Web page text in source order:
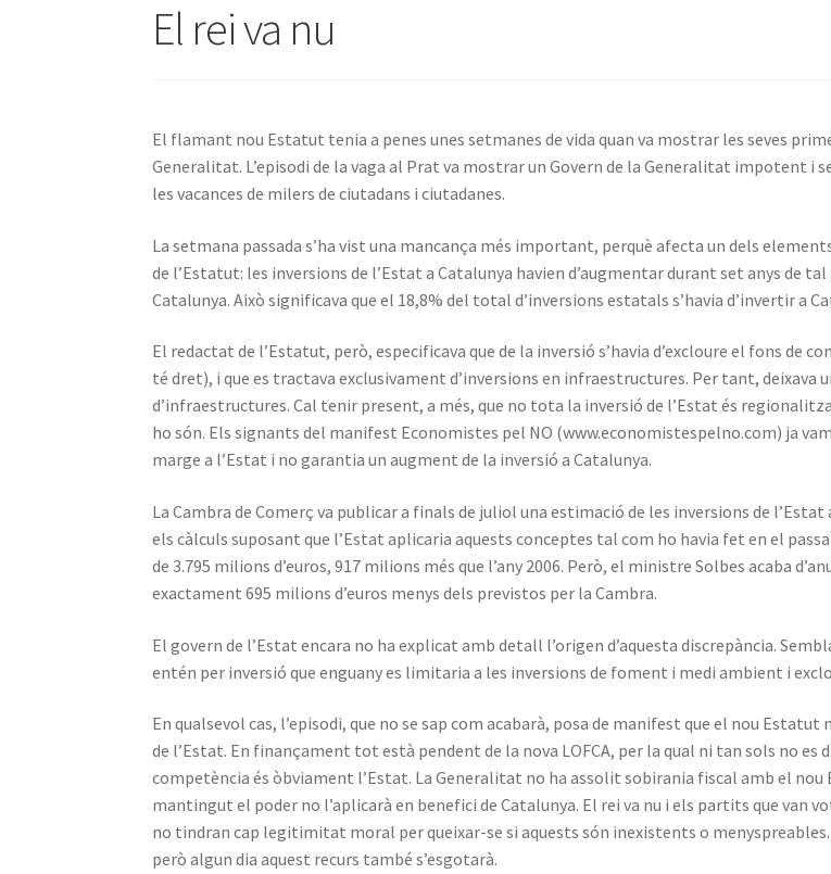
El rei va nu
El flamant nou Estatut tenia a penes unes setmanes de vida quan va mostrar les seves
Generalitat. L’episodi de la vaga al Prat va mostrar un Govern de la Generalitat impotent i
les vacances de milers de ciutadans i ciutadanes.
La setmana passada s’ha vist una mancança més important, perquè afecta un dels
de l’Estatut: les inversions de l’Estat a Catalunya havien d’augmentar durant set anys de
Catalunya. Això significava que el 18,8% del total d’inversions estatals s’havia d’invertir a
El redactat de l’Estatut, però, especificava que de la inversió s’havia d’excloure el fons
té dret), i que es tractava exclusivament d’inversions en infraestructures. Per tant, deixava
d’infraestructures. Cal tenir present, a més, que no tota la inversió de l’Estat és
ho són. Els signants del manifest Economistes pel NO (www.economistespelno.com) ja
marge a l’Estat i no garantia un augment de la inversió a Catalunya.
La Cambra de Comerç va publicar a finals de juliol una estimació de les inversions de
els càlculs suposant que l’Estat aplicaria aquests conceptes tal com ho havia fet en el
de 3.795 milions d’euros, 917 milions més que l’any 2006. Però, el ministre Solbes acaba
exactament 695 milions d’euros menys dels previstos per la Cambra.
El govern de l’Estat encara no ha explicat amb detall l’origen d’aquesta discrepància.
entén per inversió que enguany es limitaria a les inversions de foment i medi ambient i
En qualsevol cas, l’episodi, que no se sap com acabarà, posa de manifest que el nou
de l’Estat. En finançament tot està pendent de la nova LOFCA, per la qual ni tan sols no es
competència és òbviament l’Estat. La Generalitat no ha assolit sobirania fiscal amb el
mantingut el poder no l’aplicarà en benefici de Catalunya. El rei va nu i els partits que van
no tindran cap legitimitat moral per queixar-se si aquests són inexistents o
però algun dia aquest recurs també s’esgotarà.